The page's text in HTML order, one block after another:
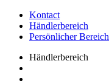
Kontact
Händlerbereich
Persönlicher Bereich
Händlerbereich